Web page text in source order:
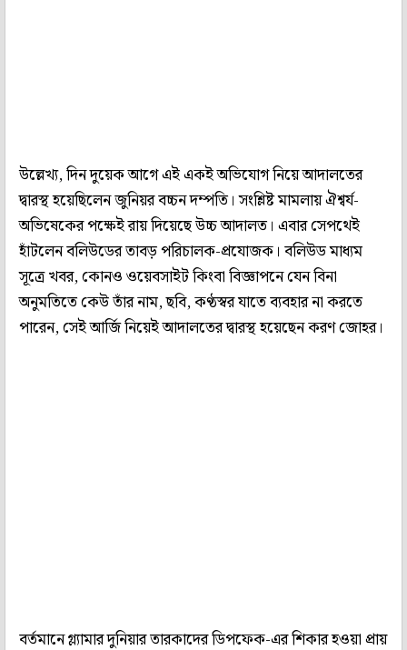
উল্লেখ্য, দিন দুয়েক আগে এই একই অভিযোগ নিয়ে আদালতের
দ্বারস্থ হয়েছিলেন জুনিয়র বচ্চন দম্পতি। সংশ্লিষ্ট মামলায় ঐশ্বর্য-
অভিষেকের পক্ষেই রায় দিয়েছে উচ্চ আদালত। এবার সেপথেই
হাঁটলেন বলিউডের তাবড় পরিচালক-প্রযোজক। বলিউড মাধ্যম
সূত্রে খবর, কোনও ওয়েবসাইট কিংবা বিজ্ঞাপনে যেন বিনা
অনুমতিতে কেউ তাঁর নাম, ছবি, কণ্ঠস্বর যাতে ব্যবহার না করতে
পারেন, সেই আর্জি নিয়েই আদালতের দ্বারস্থ হয়েছেন করণ জোহর।
বর্তমানে গ্ল্যামার দুনিয়ার তারকাদের ডিপফেক-এর শিকার হওয়া প্রায়